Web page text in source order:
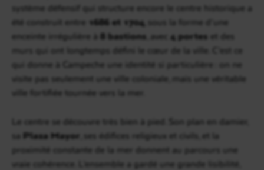
système défensif qui structure encore le centre historique a
été construit entre 1686 et 1704 , sous la forme d’une
enceinte irrégulière à 8 bastions , avec 4 portes et des
murs qui ont longtemps défini le cœur de la ville. C’est ce
qui donne à Campeche une identité si particulière : on ne
visite pas seulement une ville coloniale, mais une véritable
ville fortifiée tournée vers la mer.
Le centre se découvre très bien à pied. Son plan en damier,
sa Plaza Mayor , ses édifices religieux et civils, et la
proximité constante de la mer donnent au parcours une
vraie cohérence. L’ensemble a gardé une grande lisibilité,